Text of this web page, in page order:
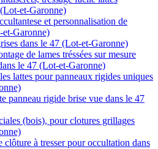
et-Garonne)
et personnalisation de
Garonne)
dans le 47 (Lot-et-Garonne)
de lames tréssées sur mesure
le 47 (Lot-et-Garonne)
lattes pour panneaux rigides uniques
panneau rigide brise vue dans le 47
(bois), pour clotures grillages
clôture à tresser pour occultation dans